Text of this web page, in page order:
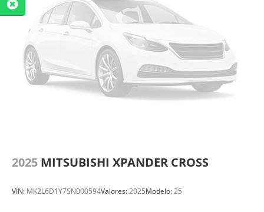
2025 MITSUBISHI XPANDER CROSS
VIN: MK2L6D1Y7SN000594Valores:2025Modelo:25